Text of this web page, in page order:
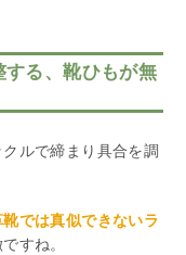
る、靴ひもが無
ルで締まり具合を調
では真似できないラ
すね。